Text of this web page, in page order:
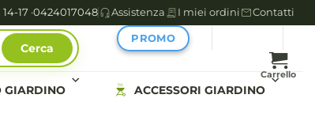
17 ·0424017048 Assistenza I miei ordini Contatti
Cerca
PROMO
Carrello
GIARDINO ACCESSORI GIARDINO